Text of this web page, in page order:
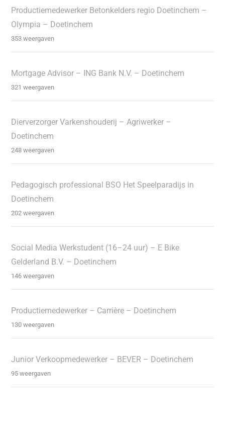
Productiemedewerker Betonkelders regio Doetinchem –
Olympia – Doetinchem
353 weergaven
Mortgage Advisor – ING Bank N.V. – Doetinchem
321 weergaven
Dierverzorger Varkenshouderij – Agriwerker –
Doetinchem
248 weergaven
Pedagogisch professional BSO Het Speelparadijs in
Doetinchem
202 weergaven
Social Media Werkstudent (16–24 uur) – E Bike
Gelderland B.V. – Doetinchem
146 weergaven
Productiemedewerker – Carrière – Doetinchem
130 weergaven
Junior Verkoopmedewerker – BEVER – Doetinchem
95 weergaven